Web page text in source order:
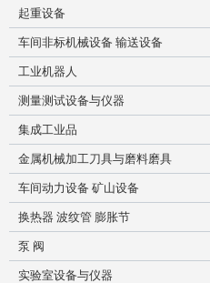
起重设备
车间非标机械设备 输送设备
工业机器人
测量测试设备与仪器
集成工业品
金属机械加工刀具与磨料磨具
车间动力设备 矿山设备
换热器 波纹管 膨胀节
泵 阀
实验室设备与仪器